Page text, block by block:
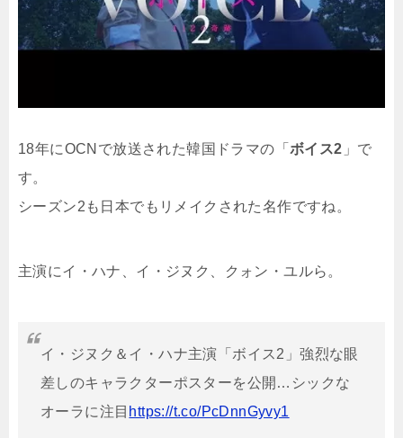
18年にOCNで放送された韓国ドラマの「 ボイス2 」で
す。
シーズン2も日本でもリメイクされた名作ですね。
主演にイ・ハナ、イ・ジヌク、クォン・ユルら。
イ・ジヌク＆イ・ハナ主演「ボイス2」強烈な眼
差しのキャラクターポスターを公開…シックな
オーラに注目 https://t.co/PcDnnGyvy1